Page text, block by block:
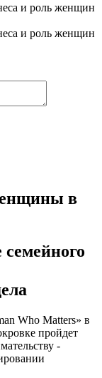
и роль женщин
и роль женщин
в
Who Matters» в
пройдет
-